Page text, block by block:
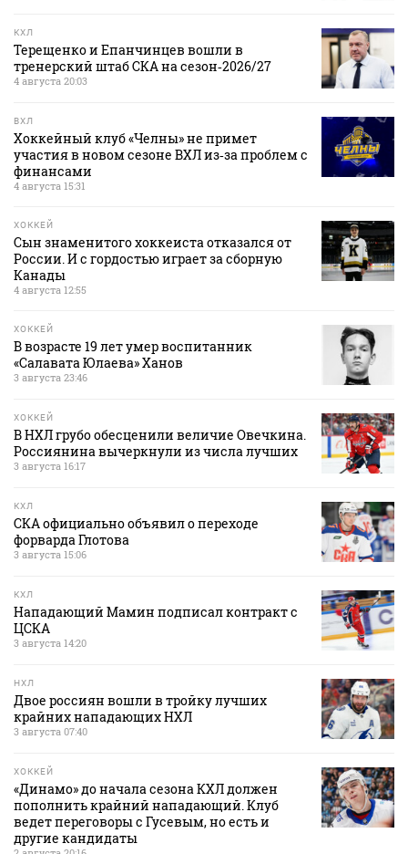
КХЛ
Терещенко и Епанчинцев вошли в
тренерский штаб СКА на сезон‑2026/27
4 августа 20:03
ВХЛ
Хоккейный клуб «Челны» не примет
участия в новом сезоне ВХЛ из‑за проблем с
финансами
4 августа 15:31
ХОККЕЙ
Сын знаменитого хоккеиста отказался от
России. И с гордостью играет за сборную
Канады
4 августа 12:55
ХОККЕЙ
В возрасте 19 лет умер воспитанник
«Салавата Юлаева» Ханов
3 августа 23:46
ХОККЕЙ
В НХЛ грубо обесценили величие Овечкина.
Россиянина вычеркнули из числа лучших
3 августа 16:17
КХЛ
СКА официально объявил о переходе
форварда Глотова
3 августа 15:06
КХЛ
Нападающий Мамин подписал контракт с
ЦСКА
3 августа 14:20
НХЛ
Двое россиян вошли в тройку лучших
крайних нападающих НХЛ
3 августа 07:40
ХОККЕЙ
«Динамо» до начала сезона КХЛ должен
пополнить крайний нападающий. Клуб
ведет переговоры с Гусевым, но есть и
другие кандидаты